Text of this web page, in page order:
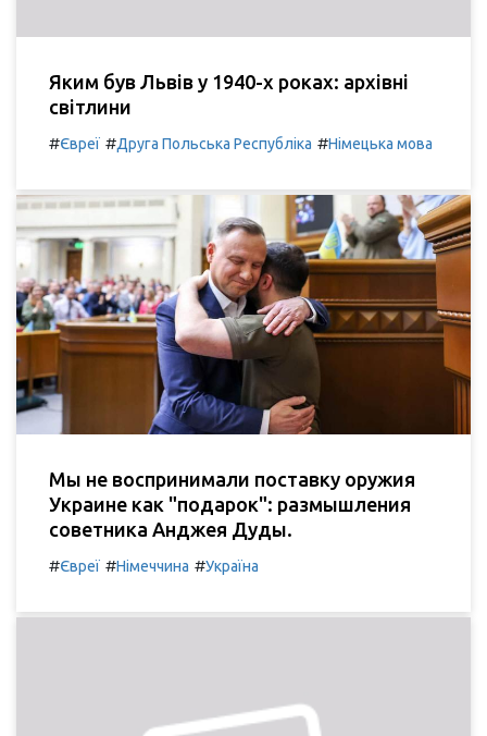
Яким був Львів у 1940-х роках: архівні
світлини
#Євреї #Друга Польська Республіка #Німецька мова
Мы не воспринимали поставку оружия
Украине как "подарок": размышления
советника Анджея Дуды.
#Євреї #Німеччина #Україна